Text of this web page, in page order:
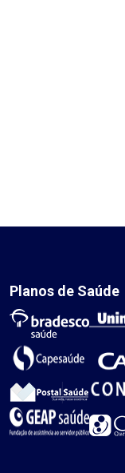
Planos de Saúde